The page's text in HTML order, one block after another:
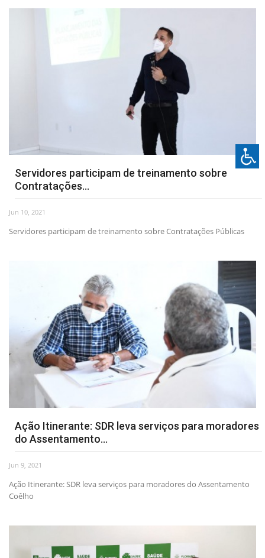
Servidores participam de treinamento sobre
Contratações...
Jun 10, 2021
Servidores participam de treinamento sobre Contratações Públicas
Ação Itinerante: SDR leva serviços para moradores
do Assentamento...
Jun 9, 2021
Ação Itinerante: SDR leva serviços para moradores do Assentamento
Coêlho